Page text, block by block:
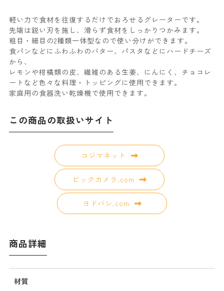
軽い力で食材を往復するだけでおろせるグレーターです。
先端は鋭い刃を施し、滑らず食材をしっかりつかみます。
粗目・細目の2種類一体型なので使い分けができます。
食パンなどにふわふわのバター、パスタなどにハードチーズ
から、
レモンや柑橘類の皮、繊維のある生姜、にんにく、チョコレ
ートなど色々な料理・トッピングに使用できます。
家庭用の食器洗い乾燥機で使用できます。
この商品の取扱いサイト
コジマネット
ビックカメラ.com
ヨドバシ.com
商品詳細
材質